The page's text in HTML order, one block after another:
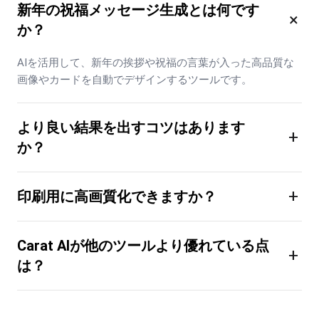
新年の祝福メッセージ生成とは何です
か？
×
AIを活用して、新年の挨拶や祝福の言葉が入った高品質な
画像やカードを自動でデザインするツールです。
より良い結果を出すコツはあります
か？
+
印刷用に高画質化できますか？ +
Carat AIが他のツールより優れている点
は？
+